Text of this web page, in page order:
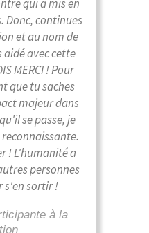
qui a mis en
Donc, continues
et au nom de
aidé avec cette
MERCI ! Pour
que tu saches
majeur dans
se passe, je
! L'humanité a
personnes
s'en sortir !
à la